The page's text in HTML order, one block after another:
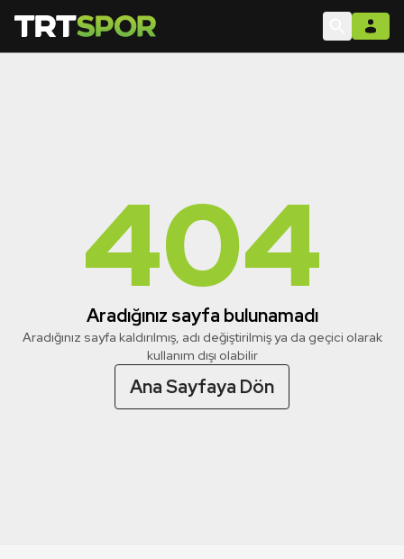
404
Aradığınız sayfa bulunamadı
Aradığınız sayfa kaldırılmış, adı değiştirilmiş ya da geçici olarak
kullanım dışı olabilir
Ana Sayfaya Dön